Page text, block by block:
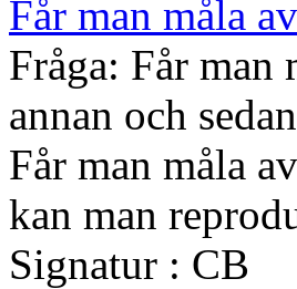
Får man måla
Fråga: Får
annan och
Får man måla
kan man
Signatur : CB